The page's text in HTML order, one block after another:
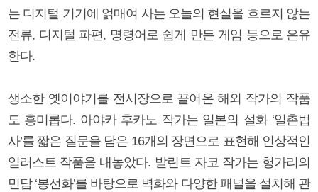
는 디지털 기기에 얽매여 사는 오늘의 현실을 흐르지 않는
전류, 디지털 파편, 명령어로 쉽게 만든 게임 등으로 은유
한다.
생소한 옛이야기를 전시장으로 끌어온 해외 작가의 작품
도 흥미롭다. 아야카 후카노 작가는 일본의 설화 ‘일촌법
사’를 짧은 질문을 담은 16개의 장면으로 표현해 인상적인
일러스트 작품을 내놓았다. 발린트 자코 작가는 헝가리의
민담 ‘봉선화’를 바탕으로 벽화와 다양한 패널을 설치해 관